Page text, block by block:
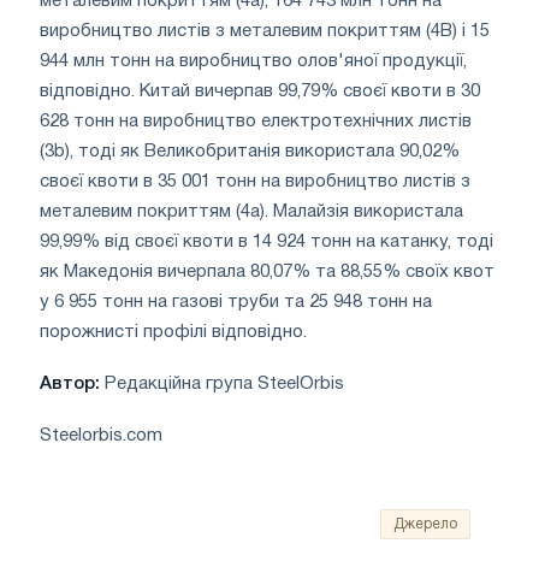
виробництво листів з металевим покриттям (4B) і 15
944 млн тонн на виробництво олов'яної продукції,
відповідно. Китай вичерпав 99,79% своєї квоти в 30
628 тонн на виробництво електротехнічних листів
(3b), тоді як Великобританія використала 90,02%
своєї квоти в 35 001 тонн на виробництво листів з
металевим покриттям (4a). Малайзія використала
99,99% від своєї квоти в 14 924 тонн на катанку, тоді
як Македонія вичерпала 80,07% та 88,55% своїх квот
у 6 955 тонн на газові труби та 25 948 тонн на
порожнисті профілі відповідно.
Автор: Редакційна група SteelOrbis
Steelorbis.com
Джерело